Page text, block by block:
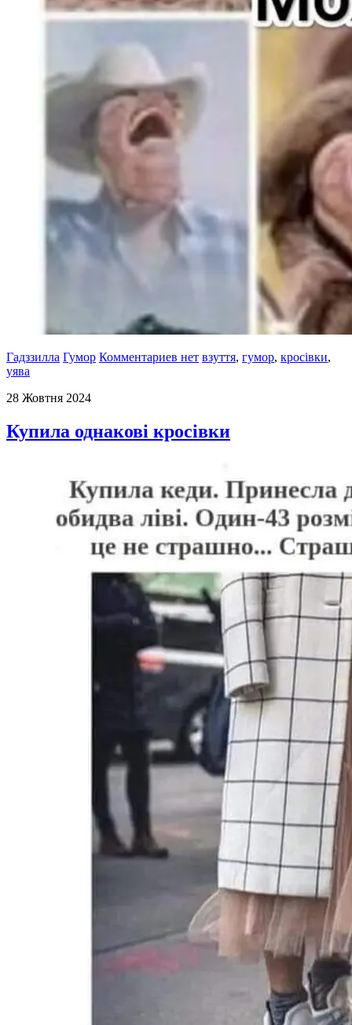
Гадззилла Гумор Комментариев нет взуття, гумор, кросівки,
уява
28 Жовтня 2024
Купила однакові кросівки